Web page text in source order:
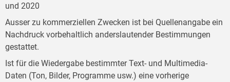
und 2020
Ausser zu kommerziellen Zwecken ist bei Quellenangabe ein
Nachdruck vorbehaltlich anderslautender Bestimmungen
gestattet.
Ist für die Wiedergabe bestimmter Text- und Multimedia-
Daten (Ton, Bilder, Programme usw.) eine vorherige